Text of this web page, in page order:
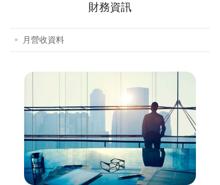
財務資訊
月營收資料